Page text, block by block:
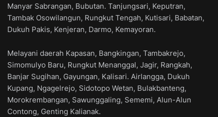
Manyar Sabrangan, Bubutan. Tanjungsari, Keputran,
Tambak Osowilangun, Rungkut Tengah, Kutisari, Babatan,
Dukuh Pakis, Kenjeran, Darmo, Kemayoran.
Melayani daerah Kapasan, Bangkingan, Tambakrejo,
Simomulyo Baru, Rungkut Menanggal, Jagir, Rangkah,
Banjar Sugihan, Gayungan, Kalisari. Airlangga, Dukuh
Kupang, Ngagelrejo, Sidotopo Wetan, Bulakbanteng,
Morokrembangan, Sawunggaling, Sememi, Alun-Alun
Contong, Genting Kalianak.